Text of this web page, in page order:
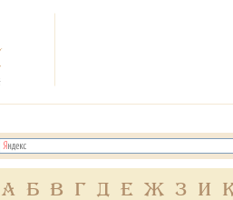
А Б В Г Д Е Ж З И